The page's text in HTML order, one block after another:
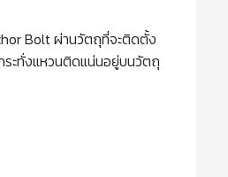
Bolt ผ่านวัตถุที่จะติดตั้ง
ระทั่งแหวนติดแน่นอยู่บนวัตถุ